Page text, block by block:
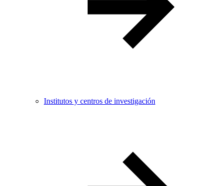
Institutos y centros de investigación